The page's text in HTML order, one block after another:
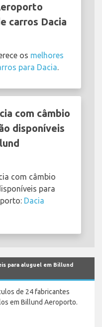
carros Dacia
os melhores
para Dacia
com câmbio
disponíveis
com câmbio
para
Dacia
para aluguel em Billund
de 24 fabricantes
em Billund Aeroporto.